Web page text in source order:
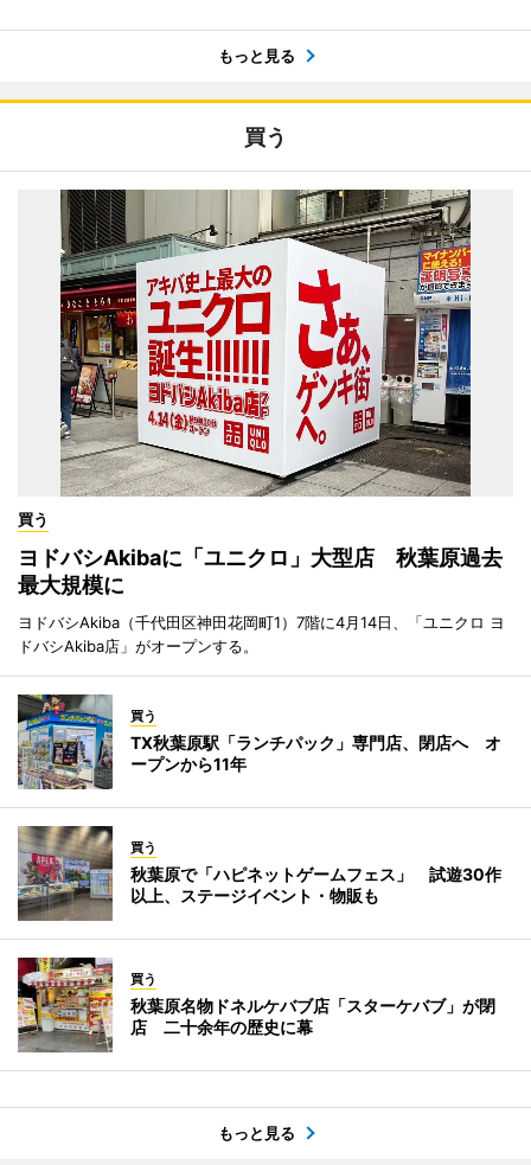
もっと見る
買う
買う
ヨドバシAkibaに「ユニクロ」大型店 秋葉原過去
最大規模に
ヨドバシAkiba（千代田区神田花岡町1）7階に4月14日、「ユニクロ ヨ
ドバシAkiba店」がオープンする。
買う
TX秋葉原駅「ランチパック」専門店、閉店へ オ
ープンから11年
買う
秋葉原で「ハピネットゲームフェス」 試遊30作
以上、ステージイベント・物販も
買う
秋葉原名物ドネルケバブ店「スターケバブ」が閉
店 二十余年の歴史に幕
もっと見る